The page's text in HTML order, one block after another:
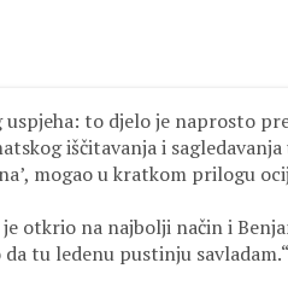
to djelo je naprosto
iščitavanja i
mogao u kratkom prilogu
otkrio na najbolji način i
tu ledenu pustinju savladam.“